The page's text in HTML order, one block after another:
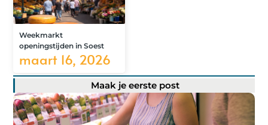
Weekmarkt
openingstijden in Soest
maart 16, 2026
Maak je eerste post